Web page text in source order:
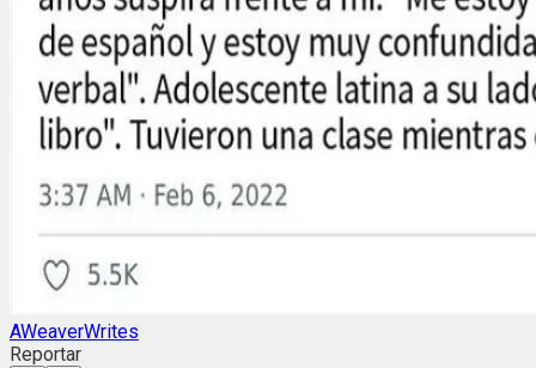
AWeaverWrites
Reportar